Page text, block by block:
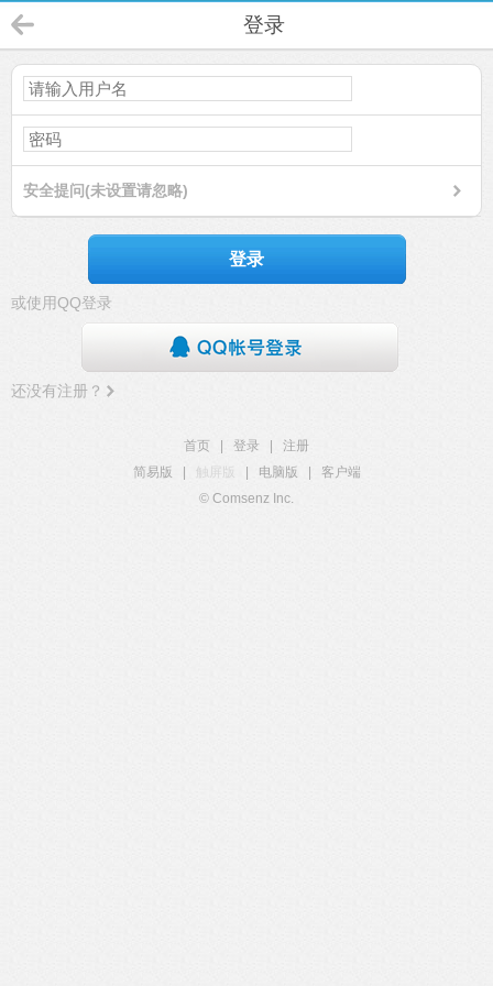
登录
安全提问(未设置请忽略)
登录
或使用QQ登录
还没有注册？
首页 登录
注册
简易版
触屏版 电脑版
客户端
© Comsenz Inc.